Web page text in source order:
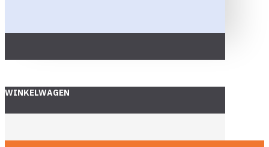
WINKELWAGEN